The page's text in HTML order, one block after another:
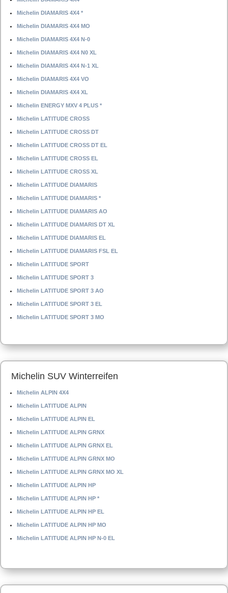
Michelin DIAMARIS 4X4 *
Michelin DIAMARIS 4X4 MO
Michelin DIAMARIS 4X4 N-0
Michelin DIAMARIS 4X4 N0 XL
Michelin DIAMARIS 4X4 N-1 XL
Michelin DIAMARIS 4X4 VO
Michelin DIAMARIS 4X4 XL
Michelin ENERGY MXV 4 PLUS *
Michelin LATITUDE CROSS
Michelin LATITUDE CROSS DT
Michelin LATITUDE CROSS DT EL
Michelin LATITUDE CROSS EL
Michelin LATITUDE CROSS XL
Michelin LATITUDE DIAMARIS
Michelin LATITUDE DIAMARIS *
Michelin LATITUDE DIAMARIS AO
Michelin LATITUDE DIAMARIS DT XL
Michelin LATITUDE DIAMARIS EL
Michelin LATITUDE DIAMARIS FSL EL
Michelin LATITUDE SPORT
Michelin LATITUDE SPORT 3
Michelin LATITUDE SPORT 3 AO
Michelin LATITUDE SPORT 3 EL
Michelin LATITUDE SPORT 3 MO
Michelin SUV Winterreifen
Michelin ALPIN 4X4
Michelin LATITUDE ALPIN
Michelin LATITUDE ALPIN EL
Michelin LATITUDE ALPIN GRNX
Michelin LATITUDE ALPIN GRNX EL
Michelin LATITUDE ALPIN GRNX MO
Michelin LATITUDE ALPIN GRNX MO XL
Michelin LATITUDE ALPIN HP
Michelin LATITUDE ALPIN HP *
Michelin LATITUDE ALPIN HP EL
Michelin LATITUDE ALPIN HP MO
Michelin LATITUDE ALPIN HP N-0 EL